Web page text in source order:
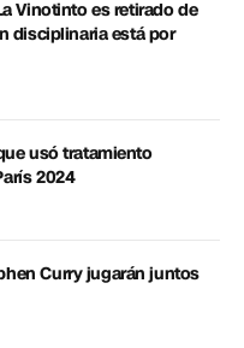
Vinotinto es retirado de
disciplinaria está por
usó tratamiento
2024
Curry jugarán juntos